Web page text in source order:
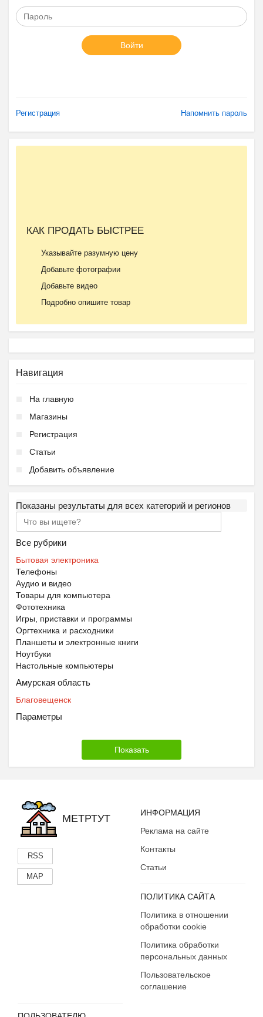
Войти
Регистрация Напомнить пароль
КАК ПРОДАТЬ БЫСТРЕЕ
Указывайте разумную цену
Добавьте фотографии
Добавьте видео
Подробно опишите товар
Навигация
На главную
Магазины
Регистрация
Статьи
Добавить объявление
Показаны результаты для всех категорий и регионов
Все рубрики
Бытовая электроника
Телефоны
Аудио и видео
Товары для компьютера
Фототехника
Игры, приставки и программы
Оргтехника и расходники
Планшеты и электронные книги
Ноутбуки
Настольные компьютеры
Амурская область
Благовещенск
Параметры
МЕТРТУТ
RSS
MAP
ИНФОРМАЦИЯ
Реклама на сайте
Контакты
Статьи
ПОЛИТИКА САЙТА
Политика в отношении
обработки cookie
Политика обработки
персональных данных
Пользовательское
соглашение